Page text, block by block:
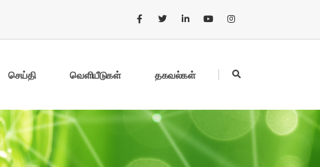
செய்தி வெளியீடுகள் தகவல்கள்